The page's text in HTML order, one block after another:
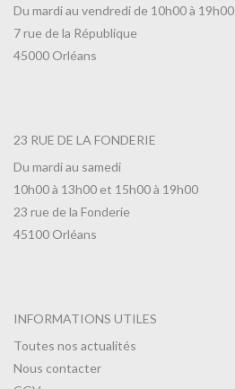
Du mardi au vendredi de 10h00 à 19h00
7 rue de la République
45000 Orléans
23 RUE DE LA FONDERIE
Du mardi au samedi
10h00 à 13h00 et 15h00 à 19h00
23 rue de la Fonderie
45100 Orléans
INFORMATIONS UTILES
Toutes nos actualités
Nous contacter